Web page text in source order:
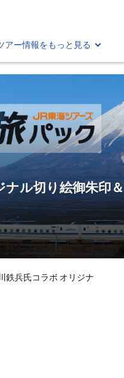
アー情報をもっと見る
ナル切り絵御朱
鉄兵氏コラボ オリジナ